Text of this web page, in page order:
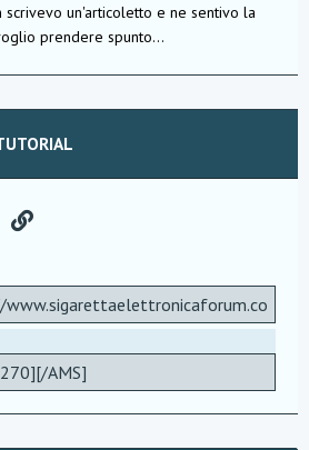
scrivevo un'articoletto e ne sentivo la
prendere spunto...
e-mail